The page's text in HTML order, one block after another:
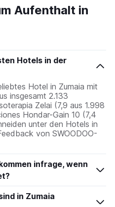
Aufenthalt in
Hotels in der
Hotel in Zumaia mit
insgesamt 2.133
Zelai (7,9 aus 1.998
Hondar-Gain 10 (7,4
unter den Hotels in
von SWOODOO-
infrage, wenn
in Zumaia